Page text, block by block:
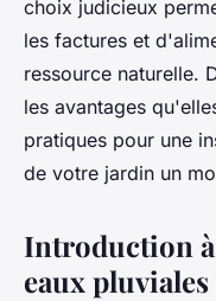
choix judicieux
les factures et
ressource naturelle.
les avantages
pratiques pour une
de votre jardin un
Introduction
eaux pluviales